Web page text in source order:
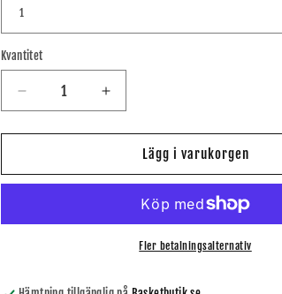
Kvantitet
Kvantitet
Minska
kvantitet
för
Öka
kvantitet
för
KylpåseLägg i varukorgen
Fler betalningsalternativ